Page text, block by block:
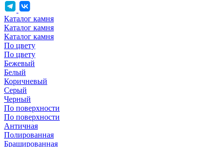
Каталог камня
Каталог камня
Каталог камня
По цвету
По цвету
Бежевый
Белый
Коричневый
Серый
Черный
По поверхности
По поверхности
Античная
Полированная
Брашированная